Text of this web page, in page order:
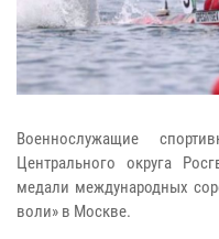
Военнослужащие
Центрального округа
медали международных
воли» в Москве.